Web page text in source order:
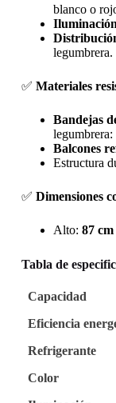
blanco o
legumbrera.
✅ Materiales
Bandejas
legumbrera:
Balcones
Estructura
✅ Dimensiones
Alto: 87 cm
Tabla de
Capacidad
Eficiencia
Refrigerante
Color